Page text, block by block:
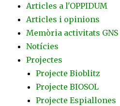
Articles a l'OPPIDUM
Articles i opinions
Memòria activitats GNS
Notícies
Projectes
Projecte Bioblitz
Projecte BIOSOL
Projecte Espiallones